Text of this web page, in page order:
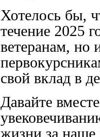
Хотелось бы,
течение 2025
ветеранам, но
свой вклад в
Давайте
жизни за